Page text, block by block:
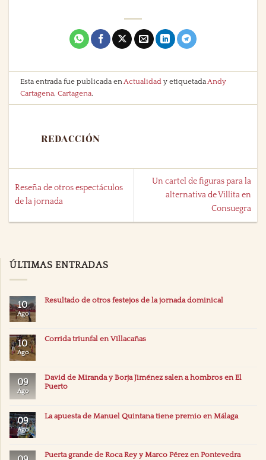
Esta entrada fue publicada enActualidad y etiquetadaAndy
Cartagena,Cartagena.
REDACCIÓN
Reseña de otros espectáculos
de la jornada
Un cartel de figuras para la
alternativa de Villita en
Consuegra
ÚLTIMAS ENTRADAS
10
Ago
Resultado de otros festejos de la jornada dominical
10
Ago
Corrida triunfal en Villacañas
09
Ago
David de Miranda y Borja Jiménez salen a hombros en El
Puerto
09
Ago
La apuesta de Manuel Quintana tiene premio en Málaga
Puerta grande de Roca Rey y Marco Pérez en Pontevedra